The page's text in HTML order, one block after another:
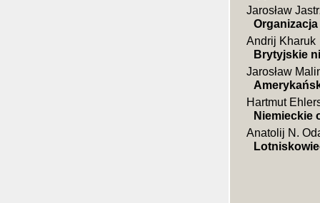
Jarosław
Andrij Kharuk
Brytyjskie
Jarosław
Hartmut
Niemieckie
Anatolij N.